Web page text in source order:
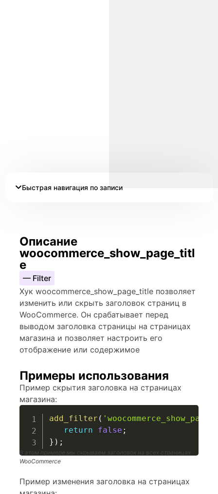
Быстрая навигация по записи
Описание
woocommerce_show_page_titl
e
— Filter
Хук woocommerce_show_page_title позволяет
изменить или скрыть заголовок страниц в
WooCommerce. Он срабатывает перед
выводом заголовка страницы на страницах
магазина и позволяет настроить его
отображение или содержимое
Примеры использования
Пример скрытия заголовка на страницах
магазина:
add_filter (
return
false ;
} ) ;
В этом примере мы скрываем заголовок на всех страницах
WooCommerce
Пример изменения заголовка на страницах